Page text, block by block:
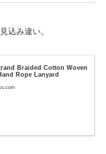
込み違い。
Braided Cotton Woven
Rope Lanyard